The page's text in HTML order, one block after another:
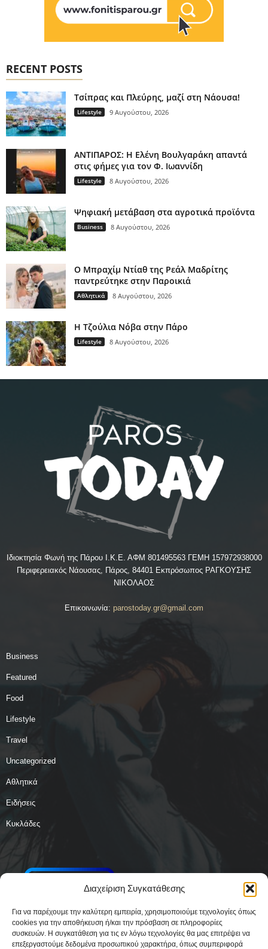
Διαχείριση Συγκατάθεσης
Για να παρέχουμε την καλύτερη εμπειρία, χρησιμοποιούμε τεχνολογίες όπως
cookies για την αποθήκευση ή/και την πρόσβαση σε πληροφορίες
συσκευών. Η συγκατάθεση για τις εν λόγω τεχνολογίες θα μας επιτρέψει να
επεξεργαστούμε δεδομένα προσωπικού χαρακτήρα, όπως συμπεριφορά
RECENT POSTS
Τσίπρας και Πλεύρης, μαζί στη Νάουσα!
Lifestyle 9 Αυγούστου, 2026
ΑΝΤΙΠΑΡΟΣ: Η Ελένη Βουλγαράκη απαντά
στις φήμες για τον Φ. Ιωαννίδη
Lifestyle 8 Αυγούστου, 2026
Ψηφιακή μετάβαση στα αγροτικά προϊόντα
Business 8 Αυγούστου, 2026
Ο Μπραχίμ Ντίαθ της Ρεάλ Μαδρίτης
παντρεύτηκε στην Παροικιά
Αθλητικά 8 Αυγούστου, 2026
H Τζούλια Νόβα στην Πάρο
Lifestyle 8 Αυγούστου, 2026
Ιδιοκτησία Φωνή της Πάρου Ι.Κ.Ε. ΑΦΜ 801495563 ΓΕΜΗ 157972938000
Περιφερειακός Νάουσας, Πάρος, 84401 Εκπρόσωπος ΡΑΓΚΟΥΣΗΣ
ΝΙΚΟΛΑΟΣ
Επικοινωνία: parostoday.gr@gmail.com
Business
Featured
Food
Lifestyle
Travel
Uncategorized
Αθλητικά
Ειδήσεις
Κυκλάδες